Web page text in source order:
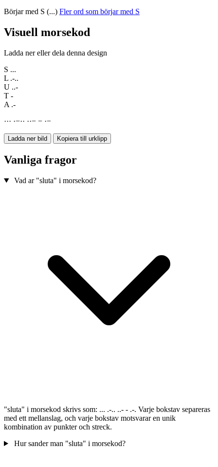
Börjar med S (...) Fler ord som börjar med S
Visuell morsekod
Ladda ner eller dela denna design
S ...
L .-..
U ..-
T -
A .-
··· ·−·· ··− − ·−
Ladda ner bild Kopiera till urklipp
Vanliga fragor
Vad ar "sluta" i morsekod?
"sluta" i morsekod skrivs som: ... .-.. ..- - .-. Varje bokstav separeras
med ett mellanslag, och varje bokstav motsvarar en unik
kombination av punkter och streck.
Hur sander man "sluta" i morsekod?